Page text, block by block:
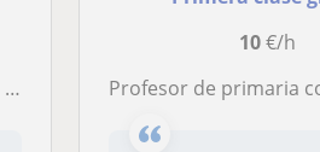
10€/h
Profesor de primaria con titulación en inglés se ofrece para clases de refuerzo presenciales o en linea, de todas las